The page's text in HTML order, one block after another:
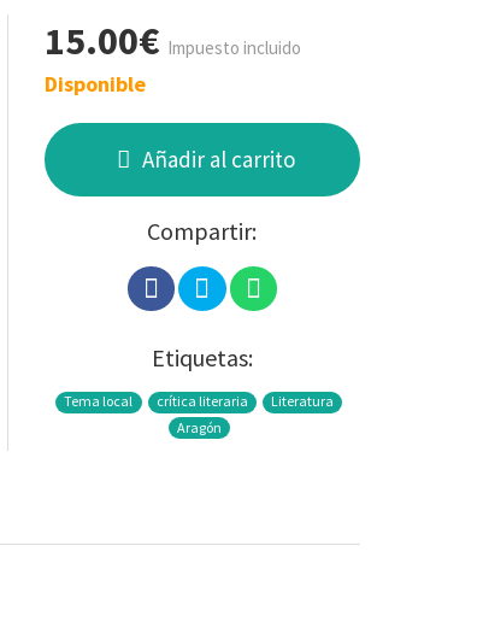
15.00€ Impuesto incluido
Disponible
Añadir al carrito
Compartir:
Etiquetas:
Tema local crítica literaria
Literatura
Aragón